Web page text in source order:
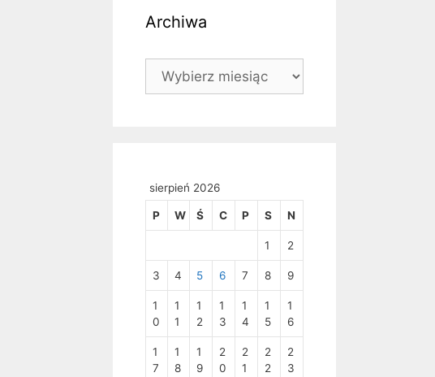
Archiwa
Archiwa
sierpień 2026
P W Ś C P S N
1 2
3 4 5 6 7 8 9
1
0
1
1
1
2
1
3
1
4
1
5
1
6
1
7
1
8
1
9
2
0
2
1
2
2
2
3